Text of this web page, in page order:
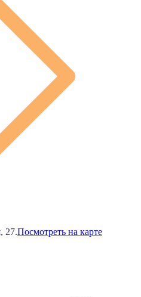
27.Посмотреть на карте